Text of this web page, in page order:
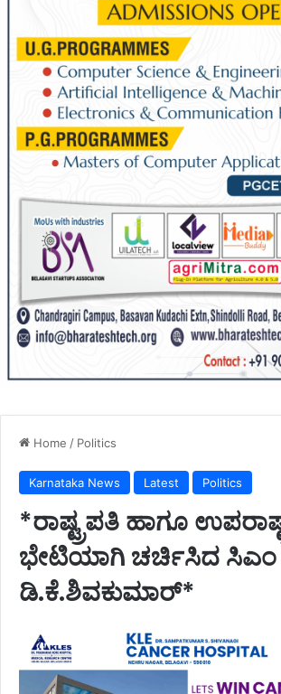
Home / Politics
Karnataka News Latest Politics
*ರಾಷ್ಟ್ರಪತಿ ಹಾಗೂ
ಭೇಟಿಯಾಗಿ ಚರ್ಚಿಸಿದ ಸಿಎಂ
ಡಿ.ಕೆ.ಶಿವಕುಮಾರ್*